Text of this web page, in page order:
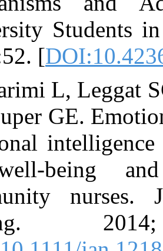
University
7(01):52. [
30. Karimi L,
G, Couper GE.
emotional
on
community
nursing.